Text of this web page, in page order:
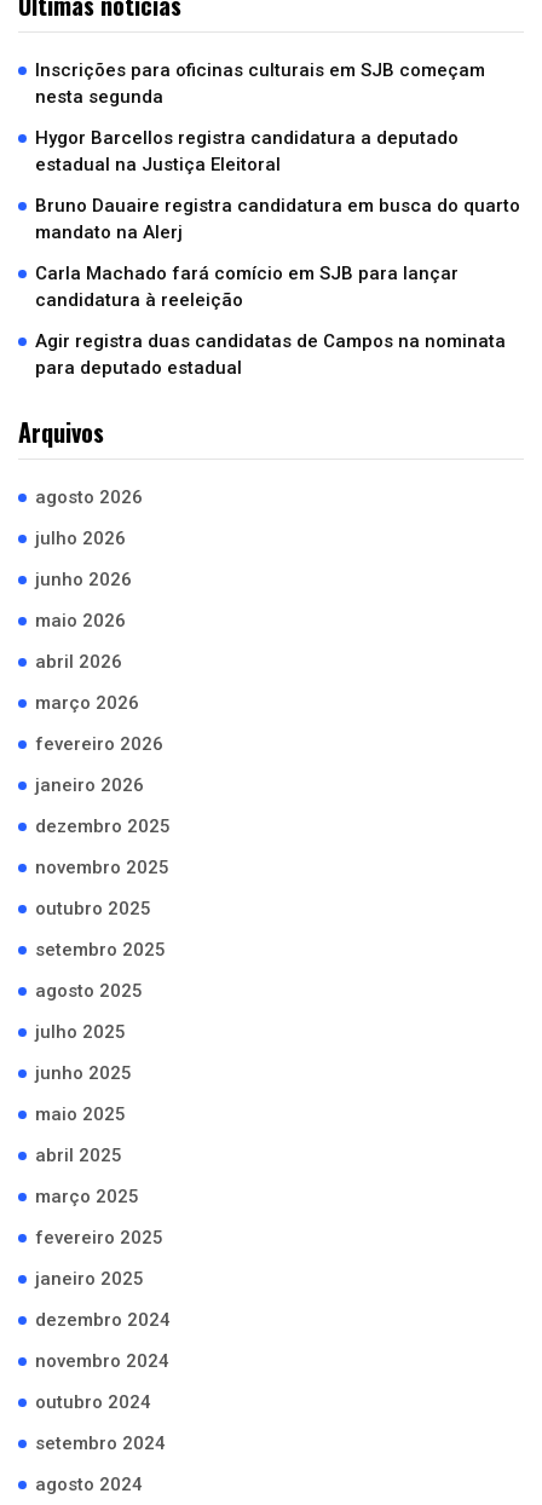
Inscrições para oficinas culturais em SJB começam
nesta segunda
Hygor Barcellos registra candidatura a deputado
estadual na Justiça Eleitoral
Bruno Dauaire registra candidatura em busca do quarto
mandato na Alerj
Carla Machado fará comício em SJB para lançar
candidatura à reeleição
Agir registra duas candidatas de Campos na nominata
para deputado estadual
Arquivos
agosto 2026
julho 2026
junho 2026
maio 2026
abril 2026
março 2026
fevereiro 2026
janeiro 2026
dezembro 2025
novembro 2025
outubro 2025
setembro 2025
agosto 2025
julho 2025
junho 2025
maio 2025
abril 2025
março 2025
fevereiro 2025
janeiro 2025
dezembro 2024
novembro 2024
outubro 2024
setembro 2024
agosto 2024